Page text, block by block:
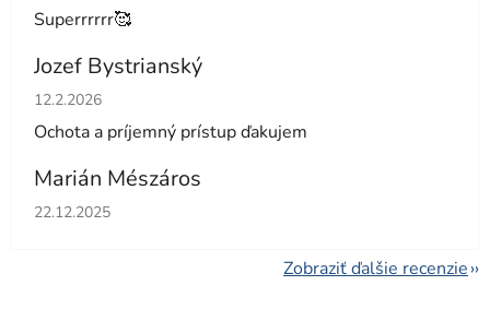
Superrrrrr🥰
Jozef Bystrianský
Hodnotenie obchodu je 5 z 5 hviezdičiek.
12.2.2026
Ochota a príjemný prístup ďakujem
Marián Mészáros
Hodnotenie obchodu je 5 z 5 hviezdičiek.
22.12.2025
Zobraziť ďalšie recenzie